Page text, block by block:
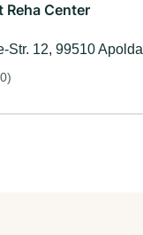
Reha Center
Str. 12, 99510 Apolda